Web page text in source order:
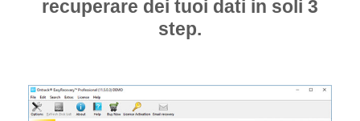
recuperare dei tuoi dati in soli 3
step.